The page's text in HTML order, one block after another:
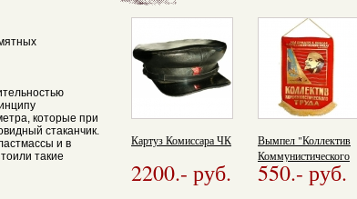
которые при
стаканчик.
и в
такие
Картуз Комиссара ЧК
2200.- руб.
Вымпел "Коллектив
Коммунистического
труда"
550.- руб.